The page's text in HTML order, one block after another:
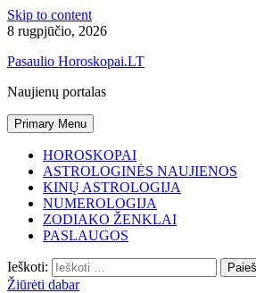
Skip to content
8 rugpjūčio, 2026
Pasaulio Horoskopai.LT
Naujienų portalas
Primary Menu
HOROSKOPAI
ASTROLOGINĖS NAUJIENOS
KINŲ ASTROLOGIJA
NUMEROLOGIJA
ZODIAKO ŽENKLAI
PASLAUGOS
Ieškoti:
Žiūrėti dabar